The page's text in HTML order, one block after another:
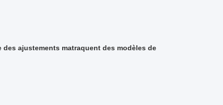
ajustements matraquent des modèles de